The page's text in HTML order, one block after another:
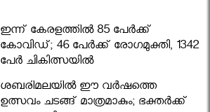
ഇന്ന് കേരളത്തിൽ 85 പേർക്ക്
കോവിഡ്; 46 പേർക്ക് രോഗമുക്തി, 1342
പേർ ചികിത്സയിൽ
ശബരിമലയില്‍ ഈ വർഷത്തെ
ഉത്സവം ചടങ്ങ് മാത്രമാകും; ഭക്തർക്ക്